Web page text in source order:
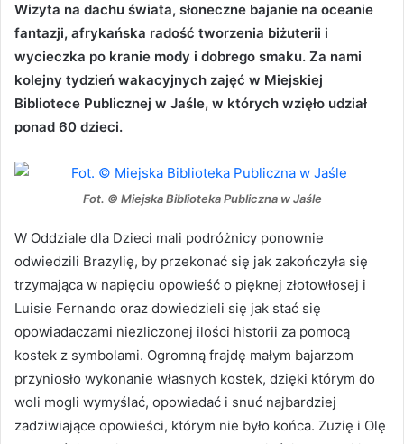
Wizyta na dachu świata, słoneczne bajanie na oceanie
fantazji, afrykańska radość tworzenia biżuterii i
wycieczka po kranie mody i dobrego smaku. Za nami
kolejny tydzień wakacyjnych zajęć w Miejskiej
Bibliotece Publicznej w Jaśle, w których wzięło udział
ponad 60 dzieci.
Fot. © Miejska Biblioteka Publiczna w Jaśle
W Oddziale dla Dzieci mali podróżnicy ponownie
odwiedzili Brazylię, by przekonać się jak zakończyła się
trzymająca w napięciu opowieść o pięknej złotowłosej i
Luisie Fernando oraz dowiedzieli się jak stać się
opowiadaczami niezliczonej ilości historii za pomocą
kostek z symbolami. Ogromną frajdę małym bajarzom
przyniosło wykonanie własnych kostek, dzięki którym do
woli mogli wymyślać, opowiadać i snuć najbardziej
zadziwiające opowieści, którym nie było końca. Zuzię i Olę